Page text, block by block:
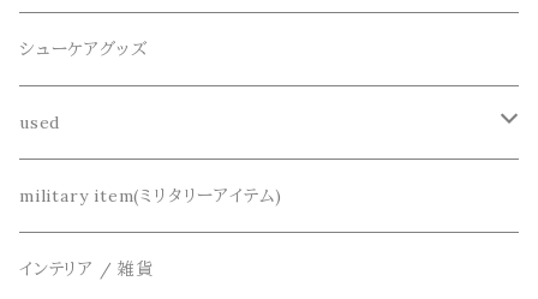
decka(デカ)
dros dro(ドロスドロ)
DETAIL(ディティール)
THE FLAVOR DESIGN(ザ フレーバーデザイン)
シャツ
カーディガン
キーアクセサリー
財布、コインケース、マネークリップ
鞄
シューケアグッズ
used
リメイク
アクセサリー
military item(ミリタリーアイテム)
インテリア / 雑貨